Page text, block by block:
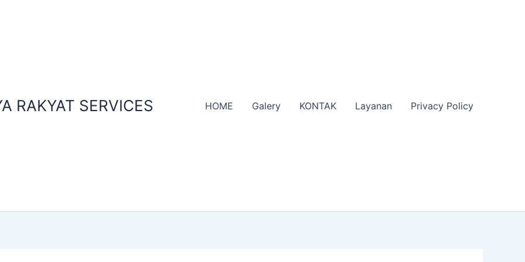
RAKYAT SERVICES HOME Galery KONTAK Layanan Privacy Policy